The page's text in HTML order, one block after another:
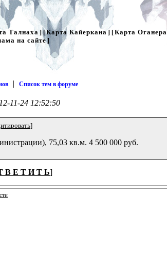
Талнаха ] [Карта Кайеркана] [Карта Оганера
на сайте]
| Список тем в форуме
11-24 12:52:50
75,03 кв.м. 4 500 000 руб.
В Е Т И Т Ь]